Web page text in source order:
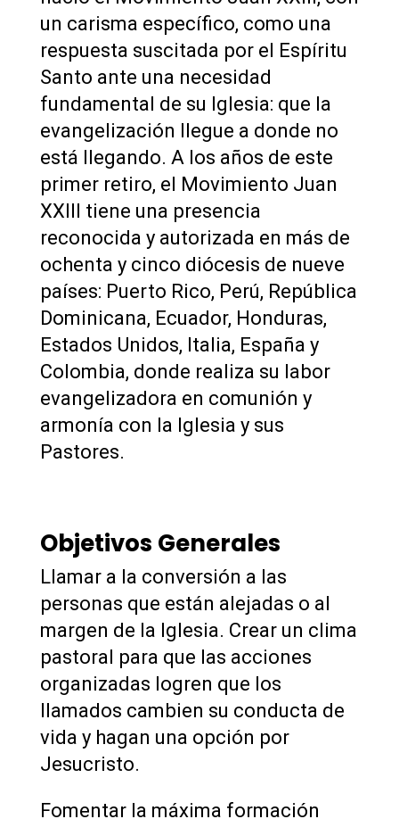
un carisma específico, como una
respuesta suscitada por el Espíritu
Santo ante una necesidad
fundamental de su Iglesia: que la
evangelización llegue a donde no
está llegando. A los años de este
primer retiro, el Movimiento Juan
XXIII tiene una presencia
reconocida y autorizada en más de
ochenta y cinco diócesis de nueve
países: Puerto Rico, Perú, República
Dominicana, Ecuador, Honduras,
Estados Unidos, Italia, España y
Colombia, donde realiza su labor
evangelizadora en comunión y
armonía con la Iglesia y sus
Pastores.
Objetivos Generales
Llamar a la conversión a las
personas que están alejadas o al
margen de la Iglesia. Crear un clima
pastoral para que las acciones
organizadas logren que los
llamados cambien su conducta de
vida y hagan una opción por
Jesucristo.
Fomentar la máxima formación